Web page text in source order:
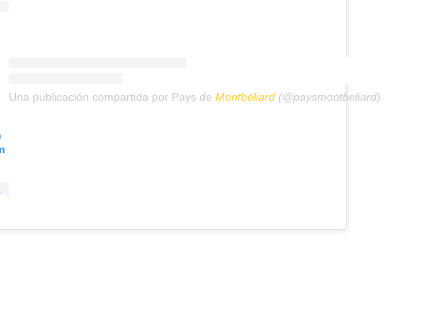
Una publicación compartida por Pays de Montbéliard (@paysmontbeliard)